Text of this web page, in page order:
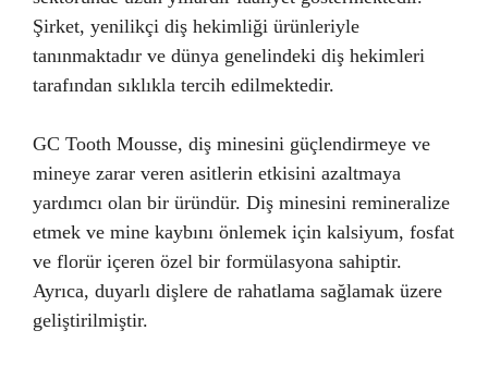
Şirket, yenilikçi diş hekimliği ürünleriyle
tanınmaktadır ve dünya genelindeki diş hekimleri
tarafından sıklıkla tercih edilmektedir.
GC Tooth Mousse, diş minesini güçlendirmeye ve
mineye zarar veren asitlerin etkisini azaltmaya
yardımcı olan bir üründür. Diş minesini remineralize
etmek ve mine kaybını önlemek için kalsiyum, fosfat
ve florür içeren özel bir formülasyona sahiptir.
Ayrıca, duyarlı dişlere de rahatlama sağlamak üzere
geliştirilmiştir.